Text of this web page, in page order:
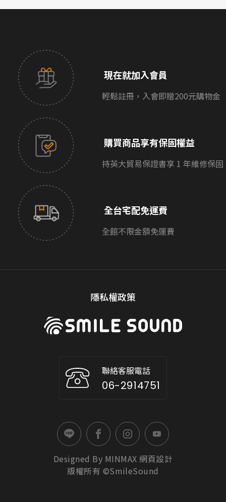
現在就加入會員
輕鬆註冊，入會即贈200元購物金
購買商品享有保固權益
持英大貿易保證書享 1 年維修保固
全台宅配免運費
全館不限金額免運費
隱私權政策
聯絡客服電話
06-2914751
Designed By MINMAX 網頁設計
版權所有 ©SmileSound